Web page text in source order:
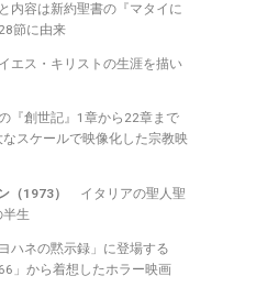
内容は新約聖書の『マタイに
節に由来
イエス・キリストの生涯を描い
『創世記』1章から22章まで
スケールで映像化した宗教映
（1973）
イタリアの聖人聖
半生
ハネの黙示録」に登場する
」から着想したホラー映画